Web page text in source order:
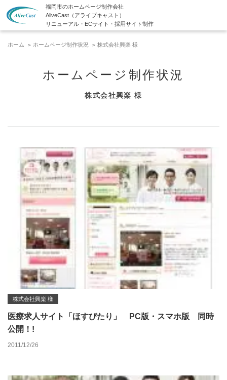
福岡市のホームページ制作会社
AliveCast（アライブキャスト）
リニューアル・ECサイト・採用サイト制作
ホーム ホームページ制作状況 株式会社興楽 様
ホームページ制作状況
株式会社興楽 様
株式会社興楽 様
医療求人サイト「ほすぴたり」 PC版・スマホ版 同時
公開！!
2011/12/26